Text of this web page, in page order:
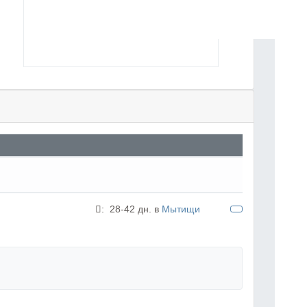
: 28-42 дн. в Мытищи